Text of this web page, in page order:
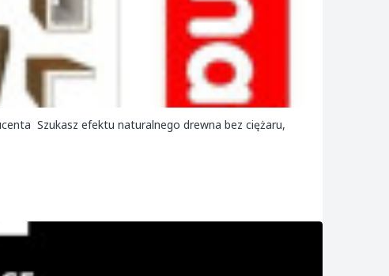
Szukasz efektu naturalnego drewna bez ciężaru,